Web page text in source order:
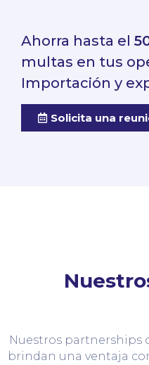
Ahorra hasta el
multas en tus
Importación y
Solicita una
Nuestros partnerships
brindan una ventaja